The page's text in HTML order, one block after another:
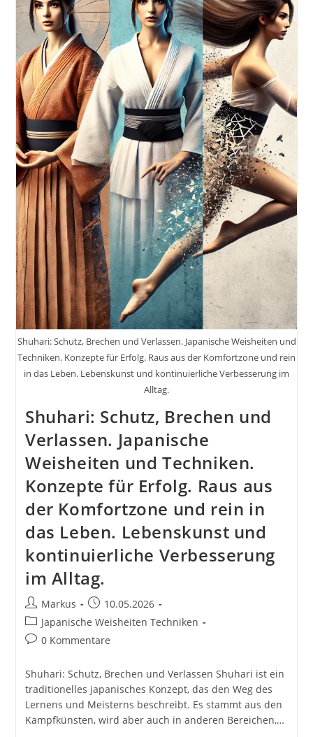
Shuhari: Schutz, Brechen und Verlassen. Japanische Weisheiten und
Techniken. Konzepte für Erfolg. Raus aus der Komfortzone und rein
in das Leben. Lebenskunst und kontinuierliche Verbesserung im
Alltag.
Shuhari: Schutz, Brechen und
Verlassen. Japanische
Weisheiten und Techniken.
Konzepte für Erfolg. Raus aus
der Komfortzone und rein in
das Leben. Lebenskunst und
kontinuierliche Verbesserung
im Alltag.
Beitrags-
Autor:
Markus
Beitrag
veröffentlicht:
10.05.2026
Beitrags-
Kategorie:
Japanische Weisheiten Techniken
Beitrags-
0 Kommentare
Shuhari: Schutz, Brechen und Verlassen Shuhari ist ein
traditionelles japanisches Konzept, das den Weg des
Lernens und Meisterns beschreibt. Es stammt aus den
Kampfkünsten, wird aber auch in anderen Bereichen,…